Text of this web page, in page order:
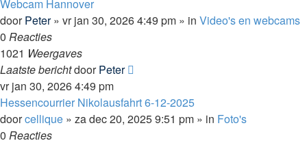
Webcam Hannover
doorPeter» vr jan 30, 2026 4:49 pm » in Video's en webcams
0 Reacties
1021 Weergaves
Laatste berichtdoorPeter
vr jan 30, 2026 4:49 pm
Hessencourrier Nikolausfahrt 6-12-2025
doorcellique » za dec 20, 2025 9:51 pm » in Foto's
0 Reacties